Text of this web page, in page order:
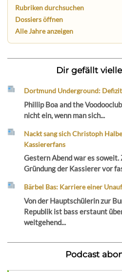
Rubriken durchsuchen
Dossiers öffnen
Alle Jahre anzeigen
Dir gefällt
Dortmund Underground:
Phillip Boa and the
nicht ein, wenn man sich...
Nackt sang sich Christoph
Kassiererfans
Gestern Abend war es
Gründung der Kassierer vor
Bärbel Bas: Karriere einer
Von der Hauptschülerin zur
Republik ist bass erstaunt
weitgehend...
Podcast